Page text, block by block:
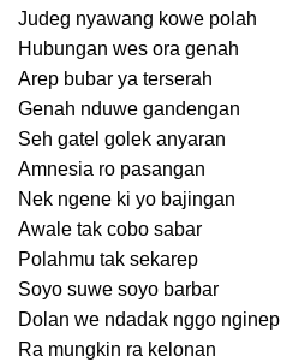
Judeg nyawang kowe polah
Hubungan wes ora genah
Arep bubar ya terserah
Genah nduwe gandengan
Seh gatel golek anyaran
Amnesia ro pasangan
Nek ngene ki yo bajingan
Awale tak cobo sabar
Polahmu tak sekarep
Soyo suwe soyo barbar
Dolan we ndadak nggo nginep
Ra mungkin ra kelonan